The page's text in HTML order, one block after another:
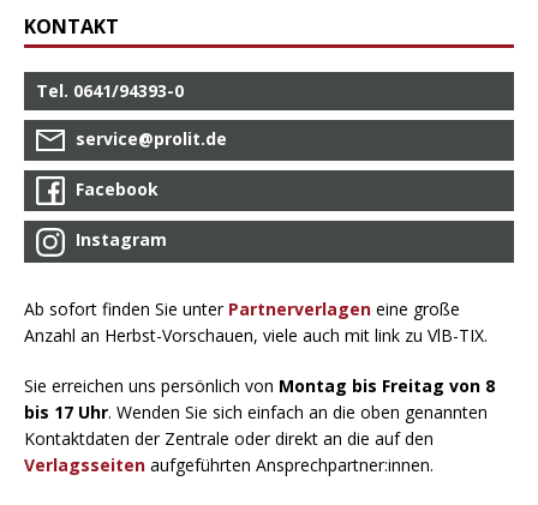
KONTAKT
Tel. 0641/94393-0
service@prolit.de
Facebook
Instagram
Ab sofort finden Sie unter Partnerverlagen eine große
Anzahl an Herbst-Vorschauen, viele auch mit link zu VlB-TIX.
Sie erreichen uns persönlich von Montag bis Freitag von 8
bis 17 Uhr. Wenden Sie sich einfach an die oben genannten
Kontaktdaten der Zentrale oder direkt an die auf den
Verlagsseiten aufgeführten Ansprechpartner:innen.